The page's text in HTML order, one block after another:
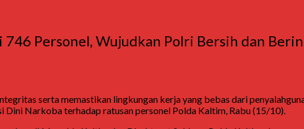
746 Personel, Wujudkan Polri Bersih dan
serta memastikan lingkungan kerja yang bebas dari
Narkoba terhadap ratusan personel Polda Kaltim, Rabu (15/10).